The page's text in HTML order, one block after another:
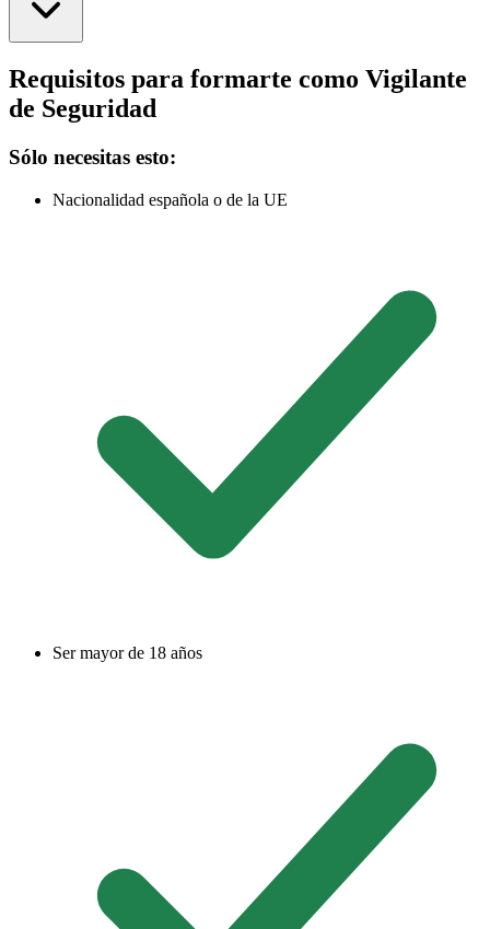
Requisitos para formarte como Vigilante
de Seguridad
Sólo necesitas esto:
Nacionalidad española o de la UE
Ser mayor de 18 años